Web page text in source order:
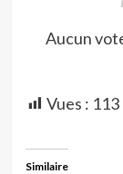
Aucun
Vues : 113
Similaire